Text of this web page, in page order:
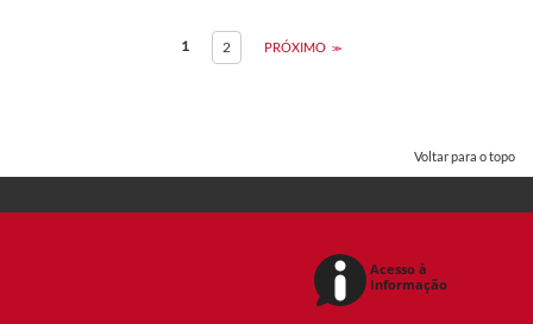
1 2 PRÓXIMO
Voltar para o topo